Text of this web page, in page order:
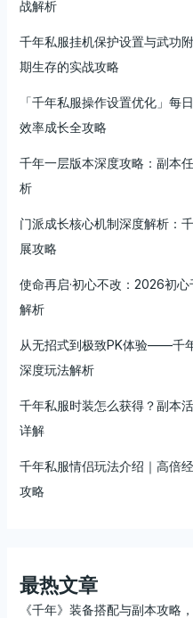
验、
值、
战解析
千年私服挂机保护设置与武功
期生存的实战攻略
「千年私服操作设置优化」每
效率成长全攻略
千年一层版本深度攻略：副本
析
门派成长核心机制深度解析：
展攻略
使命再启·初心不改：2026初
解析
从无招式到极致PK体验——千
深度玩法解析
千年私服时装怎么获得？副本
详解
千年私服情侣玩法介绍｜高倍
攻略
最热文章
《千年》装备搭配与副本攻略